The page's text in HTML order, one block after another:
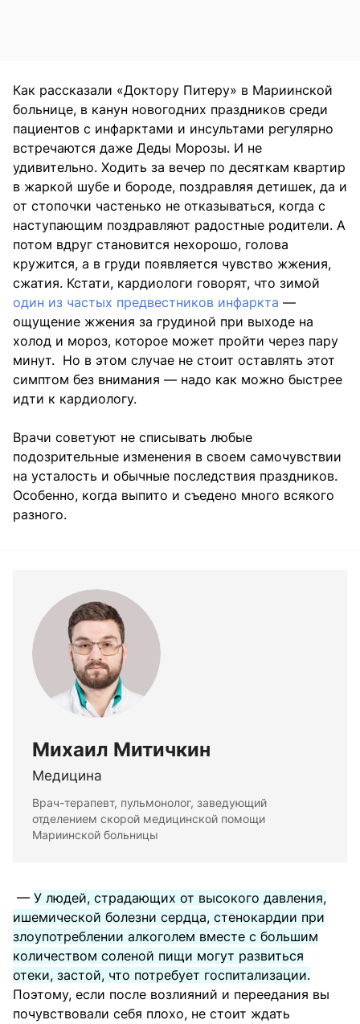
Как рассказали «Доктору Питеру» в Мариинской
больнице, в канун новогодних праздников среди
пациентов с инфарктами и инсультами регулярно
встречаются даже Деды Морозы. И не
удивительно. Ходить за вечер по десяткам квартир
в жаркой шубе и бороде, поздравляя детишек, да и
от стопочки частенько не отказываться, когда с
наступающим поздравляют радостные родители. А
потом вдруг становится нехорошо, голова
кружится, а в груди появляется чувство жжения,
сжатия. Кстати, кардиологи говорят, что зимой
один из частых предвестников инфаркта —
ощущение жжения за грудиной при выходе на
холод и мороз, которое может пройти через пару
минут. Но в этом случае не стоит оставлять этот
симптом без внимания — надо как можно быстрее
идти к кардиологу.
Врачи советуют не списывать любые
подозрительные изменения в своем самочувствии
на усталость и обычные последствия праздников.
Особенно, когда выпито и съедено много всякого
разного.
Михаил Митичкин
Медицина
Врач-терапевт, пульмонолог, заведующий
отделением скорой медицинской помощи
Мариинской больницы
— У людей, страдающих от высокого давления,
ишемической болезни сердца, стенокардии при
злоупотреблении алкоголем вместе с большим
количеством соленой пищи могут развиться
отеки, застой, что потребует госпитализации.
Поэтому, если после возлияний и переедания вы
почувствовали себя плохо, не стоит ждать